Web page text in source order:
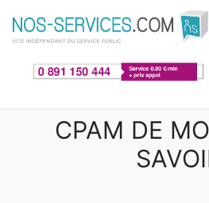
Aller au contenu principal
CPAM DE